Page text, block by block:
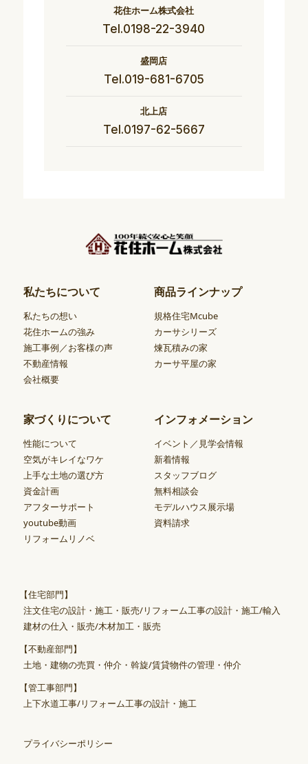
花住ホーム株式会社
Tel.0198-22-3940
盛岡店
Tel.019-681-6705
北上店
Tel.0197-62-5667
私たちについて
私たちの想い
花住ホームの強み
施工事例／お客様の声
不動産情報
会社概要
商品ラインナップ
規格住宅Mcube
カーサシリーズ
煉瓦積みの家
カーサ平屋の家
家づくりについて
性能について
空気がキレイなワケ
上手な土地の選び方
資金計画
アフターサポート
youtube動画
リフォームリノベ
インフォメーション
イベント／見学会情報
新着情報
スタッフブログ
無料相談会
モデルハウス展示場
資料請求
【住宅部門】
注文住宅の設計・施工・販売/リフォーム工事の設計・施工/輸入
建材の仕入・販売/木材加工・販売
【不動産部門】
土地・建物の売買・仲介・斡旋/賃貸物件の管理・仲介
【管工事部門】
上下水道工事/リフォーム工事の設計・施工
プライバシーポリシー